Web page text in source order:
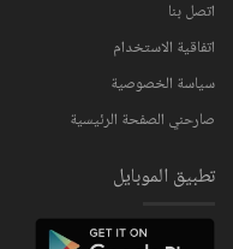
اتصل بنا
اتفاقية الاستخدام
سياسة الخصوصية
صارحني الصفحة الرئيسية
تطبيق الموبايل